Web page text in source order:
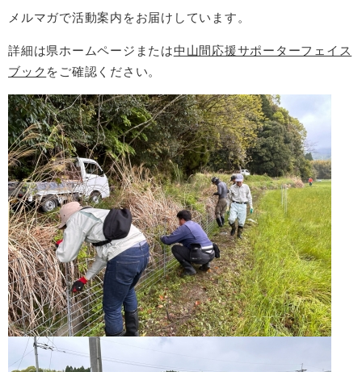
メルマガで活動案内をお届けしています。
詳細は県ホームページまたは中山間応援サポーターフェイス
ブック をご確認ください。